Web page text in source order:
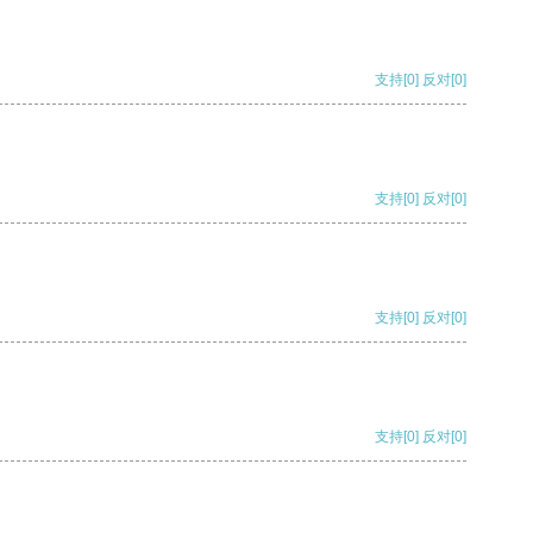
支持[0] 反对[0]
支持[0] 反对[0]
支持[0] 反对[0]
支持[0] 反对[0]